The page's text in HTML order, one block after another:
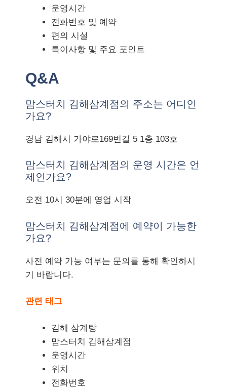
운영시간
전화번호 및 예약
편의 시설
특이사항 및 주요 포인트
Q&A
맘스터치 김해삼계점의 주소는 어디인
가요?
경남 김해시 가야로169번길 5 1층 103호
맘스터치 김해삼계점의 운영 시간은 언
제인가요?
오전 10시 30분에 영업 시작
맘스터치 김해삼계점에 예약이 가능한
가요?
사전 예약 가능 여부는 문의를 통해 확인하시
기 바랍니다.
관련 태그
김해 삼계탕
맘스터치 김해삼계점
운영시간
위치
전화번호